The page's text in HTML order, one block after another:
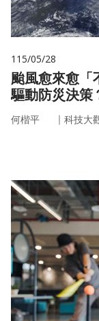
115/05/28
颱風愈來愈「
驅動防災決策
何楷平 ｜ 科技大